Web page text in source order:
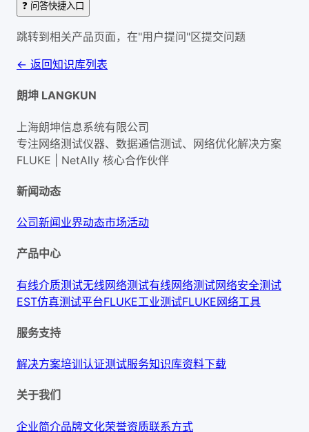
❓ 问答快捷入口
跳转到相关产品页面，在"用户提问"区提交问题
← 返回知识库列表
朗坤 LANGKUN
上海朗坤信息系统有限公司
专注网络测试仪器、数据通信测试、网络优化解决方案
FLUKE | NetAlly 核心合作伙伴
新闻动态
公司新闻业界动态市场活动
产品中心
有线介质测试无线网络测试有线网络测试网络安全测试
EST仿真测试平台FLUKE工业测试FLUKE网络工具
服务支持
解决方案培训认证测试服务知识库资料下载
关于我们
企业简介品牌文化荣誉资质联系方式